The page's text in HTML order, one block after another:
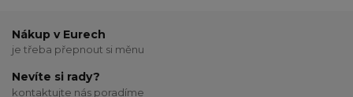
Nákup v Eurech
je třeba přepnout si měnu
Nevíte si rady?
kontaktujte nás poradíme